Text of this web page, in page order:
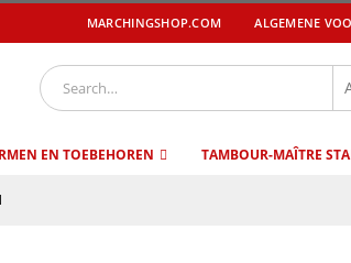
MARCHINGSHOP.COM ALGEMENE
EN TOEBEHOREN TAMBOUR-MAÎTRE